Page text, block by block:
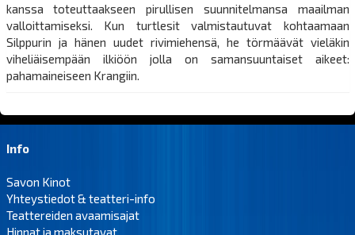
kanssa toteuttaakseen pirullisen suunnitelmansa maailman
valloittamiseksi. Kun turtlesit valmistautuvat kohtaamaan
Silppurin ja hänen uudet rivimiehensä, he törmäävät vieläkin
viheliäisempään ilkiöön jolla on samansuuntaiset aikeet:
pahamaineiseen Krangiin.
Info
Savon Kinot
Yhteystiedot & teatteri-info
Teattereiden avaamisajat
Hinnat ja maksutavat